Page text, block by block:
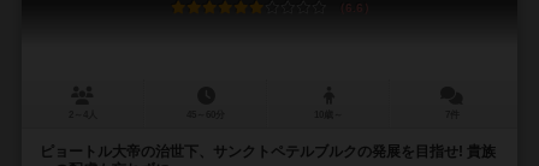
6.6
ピョートル大帝の治世下、サンクトペテルブルクの発展を目指せ! 貴族